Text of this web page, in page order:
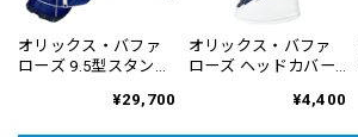
オリックス・バファ
ローズ 9.5型スタンド
¥29,700
オリックス・バファ
ローズ ヘッドカバー
¥4,400